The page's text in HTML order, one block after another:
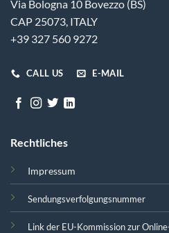
Via Bologna 10 Bovezzo (BS)
CAP 25073, ITALY
+39 327 560 9272
CALL US E-MAIL
Rechtliches
Impressum
Sendungsverfolgungsnummer
Link der EU-Kommission zur